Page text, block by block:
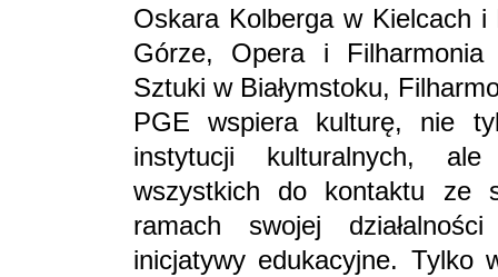
Oskara Kolberga w Kielcach
Górze, Opera i
Sztuki w Białymstoku,
PGE wspiera kulturę, nie
instytucji kulturalnych,
wszystkich do kontaktu ze
ramach swojej
inicjatywy edukacyjne. Tylko